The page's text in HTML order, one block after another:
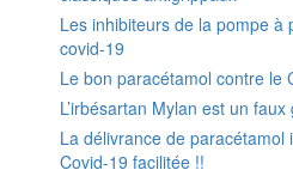
Les inhibiteurs de la pompe à
covid-19
Le bon paracétamol contre le
L’irbésartan Mylan est un
La délivrance de paracétamol
Covid-19 facilitée !!